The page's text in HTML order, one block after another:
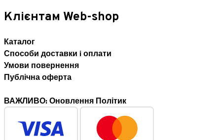
Клієнтам Web-shop
Каталог
Способи доставки i оплати
Умови повернення
Публічна оферта
ВАЖЛИВО: Оновлення Політик